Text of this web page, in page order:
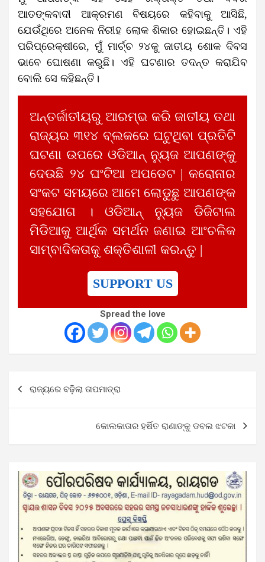
ଆତଙ୍କବାଦୀ ଆକ୍ରମଣ ବିଷୟରେ କହିବାକୁ ଆସିଛି,
ଯେଉଁଥିରେ ଅନେକ ନିରୀହ ଲୋକ ଶିକାର ହୋଇଛନ୍ତି। ଏହି
ପରିପ୍ରେକ୍ଷୀରେ, ମୁଁ ମାର୍ଚ୍ଚ ୨୪କୁ ଜାତୀୟ ଶୋକ ଦିବସ
ଭାବେ ଘୋଷଣା କରୁଛି। ଏହି ଘଟଣାର ତଦନ୍ତ କରାଯିବ
ବୋଲି ସେ କହିଛନ୍ତି।
ଅନ୍ତର୍ଜାତୀୟରୁ ଆରମ୍ଭ କରି ଜାତୀୟ ତଥା
ରାଜ୍ୟର ୩୧୪ ବ୍ଲକରେ ଘଟୁଥିବା ପ୍ରତିଟି
ଘଟଣା ଉପରେ ଓଡିଆନ୍ ନ୍ୟୁଜ ଆପଣଙ୍କୁ
ଦେଉଛି ୨୪ ଘଂଟିଆ ଅପଡେଟ | କରୋନାର
ସଂକଟ ସମୟରେ ଆମେ ଲୋଡୁଛୁ ଆପଣଙ୍କ
ସହଯୋଗ । ଓଡିଆନ୍ ନ୍ୟୁଜ ଡିଜିଟାଲ
ମିଡିଆକୁ ଆର୍ଥିକ ସମର୍ଥନ ଜଣାଇ ଆଂଚଳିକ
ସାମ୍ବାଦିକତାକୁ ଶକ୍ତିଶାଳୀ କରନ୍ତୁ |
SUPPORT US
Spread the love
navigation
ରାଜ୍ୟରେ ବଢ଼ିଲା ତାପମାତ୍ରା
କୋଲକାତାର ହର୍ଷିତ ରାଣାଙ୍କୁ ଡବଲ ଝଟକା